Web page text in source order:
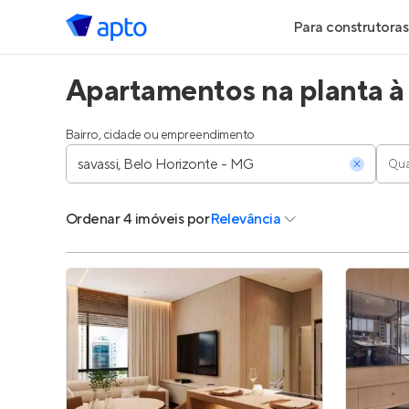
Para construtoras
Geração de
Geração de
Parcerias
Anunciar
Entrar no
Apartamentos na planta
Bairro, cidade ou empreendimento
Ordenar4 imóveis porRelevância